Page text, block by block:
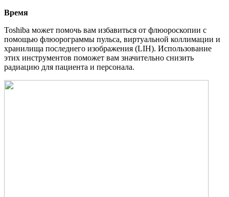
Время
Toshiba может помочь вам избавиться от флюороскопии с
помощью флюорограммы пульса, виртуальной коллимации и
хранилища последнего изображения (LIH). Использование
этих инструментов поможет вам значительно снизить
радиацию для пациента и персонала.